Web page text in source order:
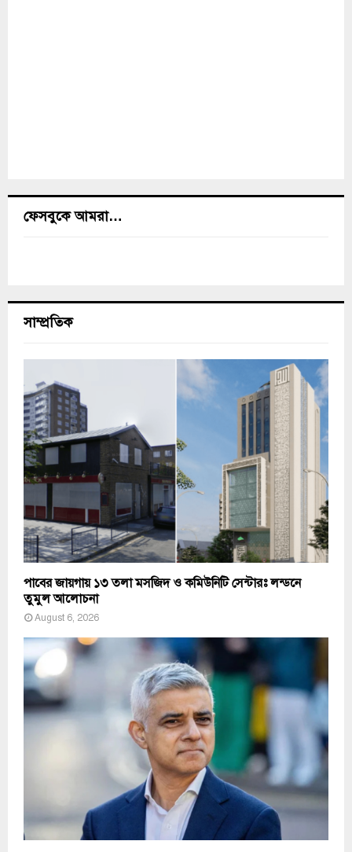
ফেসবুকে আমরা…
সাম্প্রতিক
পাবের জায়গায় ১৩ তলা মসজিদ ও কমিউনিটি সেন্টারঃ লন্ডনে
তুমুল আলোচনা
August 6, 2026